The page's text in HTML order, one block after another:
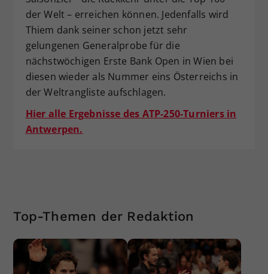
der Welt – erreichen können. Jedenfalls wird
Thiem dank seiner schon jetzt sehr
gelungenen Generalprobe für die
nächstwöchigen Erste Bank Open in Wien bei
diesen wieder als Nummer eins Österreichs in
der Weltrangliste aufschlagen.
Hier alle Ergebnisse des ATP-250-Turniers in
Antwerpen.
Top-Themen der Redaktion